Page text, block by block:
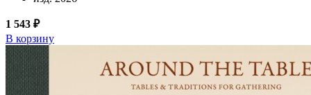
1 543 ₽
В корзину